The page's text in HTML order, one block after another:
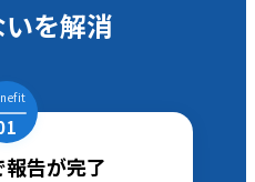
を解消
告が完了